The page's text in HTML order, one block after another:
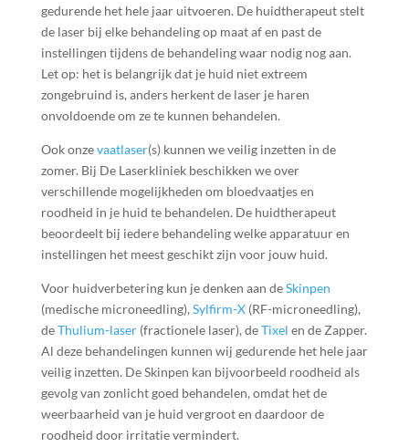
gedurende het hele jaar uitvoeren. De huidtherapeut stelt
de laser bij elke behandeling op maat af en past de
instellingen tijdens de behandeling waar nodig nog aan.
Let op: het is belangrijk dat je huid niet extreem
zongebruind is, anders herkent de laser je haren
onvoldoende om ze te kunnen behandelen.
Ook onzevaatlaser(s) kunnen we veilig inzetten in de
zomer. Bij De Laserkliniek beschikken we over
verschillende mogelijkheden om bloedvaatjes en
roodheid in je huid te behandelen. De huidtherapeut
beoordeelt bij iedere behandeling welke apparatuur en
instellingen het meest geschikt zijn voor jouw huid.
Voor huidverbetering kun je denken aan deSkinpen
(medische microneedling), Sylfirm-X(RF-microneedling),
deThulium-laser(fractionele laser), deTixel en de Zapper.
Al deze behandelingen kunnen wij gedurende het hele jaar
veilig inzetten. De Skinpen kan bijvoorbeeld roodheid als
gevolg van zonlicht goed behandelen, omdat het de
weerbaarheid van je huid vergroot en daardoor de
roodheid door irritatie vermindert.